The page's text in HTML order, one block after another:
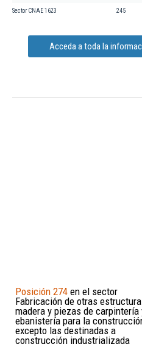
Sector CNAE 1623 245
Acceda a toda la
Posición 274 en el sector
Fabricación de otras
madera y piezas de carpintería
ebanistería para la
excepto las destinadas a
construcción industrializada